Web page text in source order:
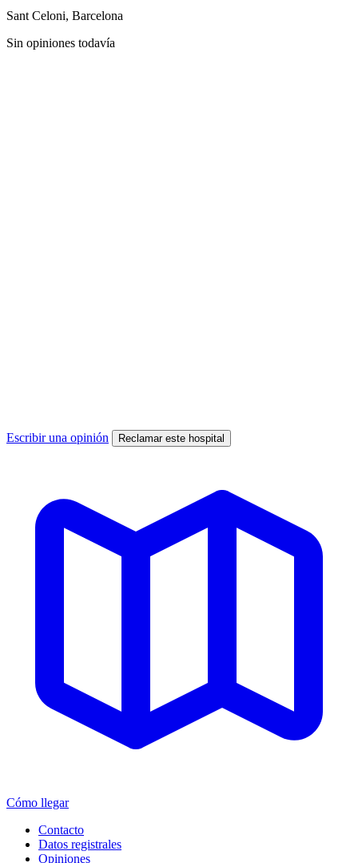
Sant Celoni, Barcelona
Sin opiniones todavía
Escribir una opinión Reclamar este hospital
Cómo llegar
Contacto
Datos registrales
Opiniones